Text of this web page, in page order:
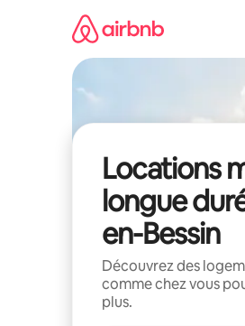
Locations
longue
en-Bessin
Découvrez des
comme chez vous
plus.